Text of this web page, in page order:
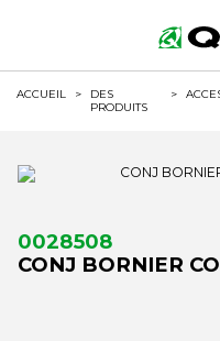
ACCUEIL >
DES
PRODUITS
>
0028508
CONJ BORNIER